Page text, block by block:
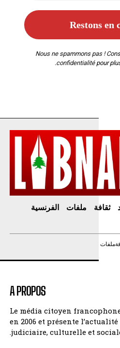
Nous ne spammons pas !
confidentialitépour
ثقافة ملفات
الفرنسية
ملفات
A PROPOS
Le média citoyen
en 2006 et présente
judiciaire, culturelle et sociale